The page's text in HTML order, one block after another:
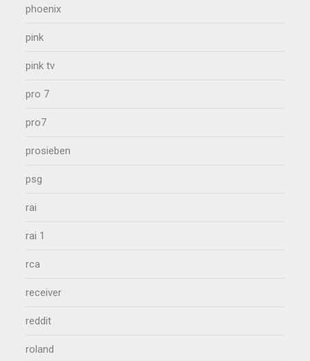
phoenix
pink
pink tv
pro 7
pro7
prosieben
psg
rai
rai 1
rca
receiver
reddit
roland